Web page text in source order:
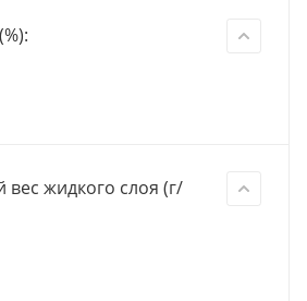
жидкого слоя (г/